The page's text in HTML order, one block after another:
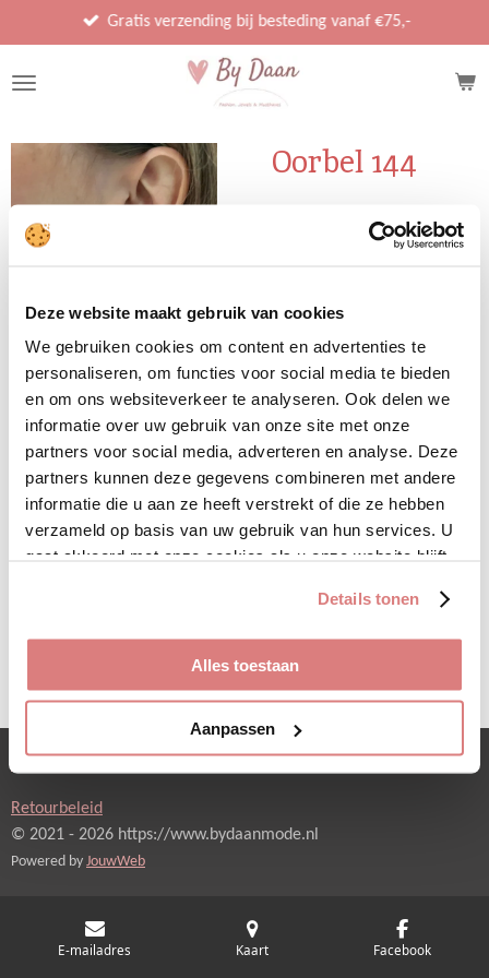
Deze website maakt gebruik van cookies
We gebruiken cookies om content en advertenties te
personaliseren, om functies voor social media te bieden
en om ons websiteverkeer te analyseren. Ook delen we
informatie over uw gebruik van onze site met onze
partners voor social media, adverteren en analyse. Deze
partners kunnen deze gegevens combineren met andere
informatie die u aan ze heeft verstrekt of die ze hebben
verzameld op basis van uw gebruik van hun services. U
gaat akkoord met onze cookies als u onze website blijft
Details tonen
Alles toestaan
Aanpassen
direct
naar
Gratis verzending bij besteding vanaf €75,-
Oorbel 144
In winkelwagen
D
e
e
n
D
e
l
S
h
r
e
e
n
Retourbeleid
© 2021 - 2026 https://www.bydaanmode.nl
Powered by JouwWeb
E-mailadres Kaart Facebook